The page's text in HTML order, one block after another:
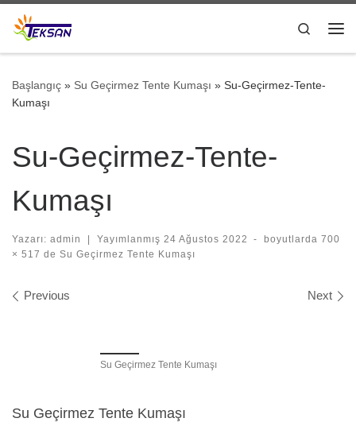
Skip to content
Search
Başlangıç » Su Geçirmez Tente Kumaşı » Su-Geçirmez-Tente-
Kumaşı
Su-Geçirmez-Tente-
Kumaşı
Yazarı: admin | Yayımlanmış 24 Ağustos 2022 - boyutlarda 700
× 517 de Su Geçirmez Tente Kumaşı
Images navigation
Previous Next
Su Geçirmez Tente Kumaşı
Su Geçirmez Tente Kumaşı